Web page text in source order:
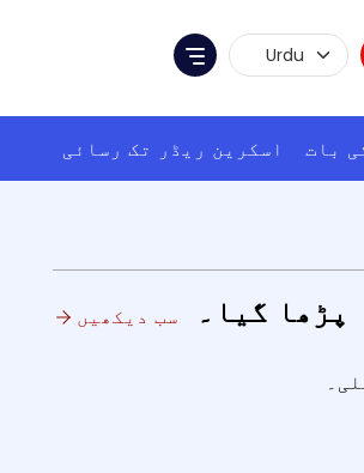
Language Selection
Menu
بات
اسکرین ریڈر تک رسائی
پڑھا گیا۔ سب دیکھیں